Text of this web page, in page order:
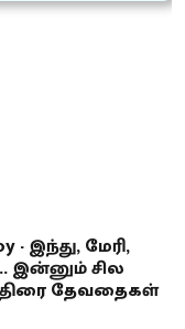
- இந்து, மேரி,
இன்னும் சில
திரை தேவதைகள்